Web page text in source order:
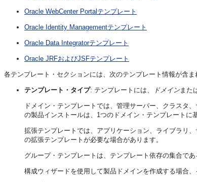
Oracle WebCenter Portalテンプレート
Oracle Identity Managementテンプレート
Oracle Data Integratorテンプレート
Oracle JRFおよびJSFテンプレート
各テンプレート・セクションには、次のテンプレート情報が含ま
テンプレート・タイプ: テンプレートには、 ドメインまた
ドメイン・テンプレートでは、管理サーバー、クラスタ
の製品インストールは、1つのドメイン・テンプレートに
拡張テンプレートでは、アプリケーション、ライブラリ
の拡張テンプレートが必要な場合があります。
グループ・テンプレートは、テンプレート依存の集合で
構成ウィザードを使用して製品ドメインを作成する場合